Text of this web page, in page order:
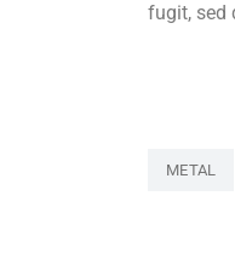
fugit, sed
METAL